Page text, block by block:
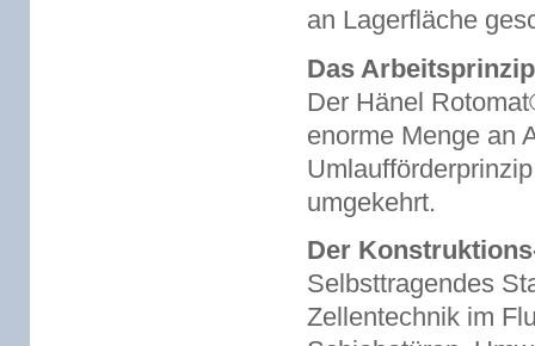
an Lagerfläche
Das Arbeitsprinzip
Der Hänel
enorme Menge an
umgekehrt.
Der
Selbsttragendes
Zellentechnik im